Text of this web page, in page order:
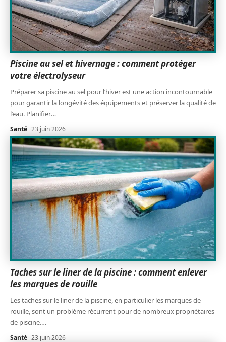
Piscine au sel et hivernage : comment protéger
votre électrolyseur
Préparer sa piscine au sel pour l’hiver est une action incontournable
pour garantir la longévité des équipements et préserver la qualité de
l’eau. Planifier…
Santé 23 juin 2026
Taches sur le liner de la piscine : comment enlever
les marques de rouille
Les taches sur le liner de la piscine, en particulier les marques de
rouille, sont un problème récurrent pour de nombreux propriétaires
de piscine.…
Santé 23 juin 2026